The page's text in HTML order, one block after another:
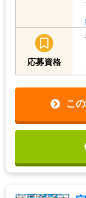
応募資格
こ